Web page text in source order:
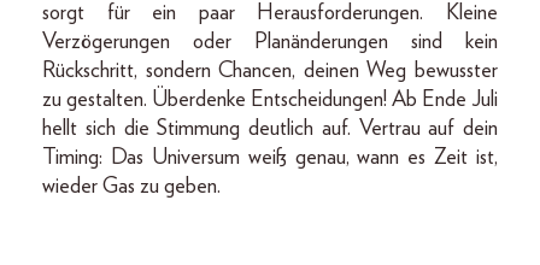
sorgt für ein paar Herausforderungen. Kleine
Verzögerungen oder Planänderungen sind kein
Rückschritt, sondern Chancen, deinen Weg bewusster
zu gestalten. Überdenke Entscheidungen! Ab Ende Juli
hellt sich die Stimmung deutlich auf. Vertrau auf dein
Timing: Das Universum weiß genau, wann es Zeit ist,
wieder Gas zu geben.